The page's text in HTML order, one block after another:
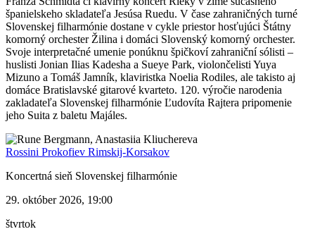
španielskeho skladateľa Jesúsa Ruedu. V čase zahraničných turné
Slovenskej filharmónie dostane v cykle priestor hosťujúci Štátny
komorný orchester Žilina i domáci Slovenský komorný orchester.
Svoje interpretačné umenie ponúknu špičkoví zahraniční sólisti –
huslisti Jonian Ilias Kadesha a Sueye Park, violončelisti Yuya
Mizuno a Tomáš Jamník, klaviristka Noelia Rodiles, ale takisto aj
domáce Bratislavské gitarové kvarteto. 120. výročie narodenia
zakladateľa Slovenskej filharmónie Ľudovíta Rajtera pripomenie
jeho Suita z baletu Majáles.
Rossini Prokofiev Rimskij-Korsakov
Koncertná sieň Slovenskej filharmónie
29. október 2026, 19:00
štvrtok